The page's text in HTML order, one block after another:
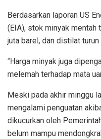
Berdasarkan laporan US
(EIA), stok minyak mentah
juta barel, dan distilat turun
“Harga minyak juga
melemah terhadap mata
Meski pada akhir minggu
mengalami penguatan
dikucurkan oleh
belum mampu